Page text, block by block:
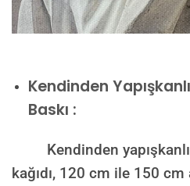
Kendinden
Baskı :
Kendinden yapışkanlı
kağıdı, 120 cm ile 150 cm